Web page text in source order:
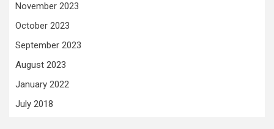
November 2023
October 2023
September 2023
August 2023
January 2022
July 2018